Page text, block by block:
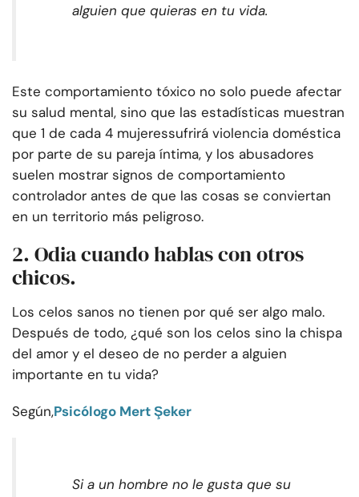
alguien que quieras en tu vida.
Este comportamiento tóxico no solo puede afectar
su salud mental, sino que las estadísticas muestran
que 1 de cada 4 mujeressufrirá violencia doméstica
por parte de su pareja íntima, y los abusadores
suelen mostrar signos de comportamiento
controlador antes de que las cosas se conviertan
en un territorio más peligroso.
2. Odia cuando hablas con otros
chicos.
Los celos sanos no tienen por qué ser algo malo.
Después de todo, ¿qué son los celos sino la chispa
del amor y el deseo de no perder a alguien
importante en tu vida?
Según,Psicólogo Mert Şeker
Si a un hombre no le gusta que su